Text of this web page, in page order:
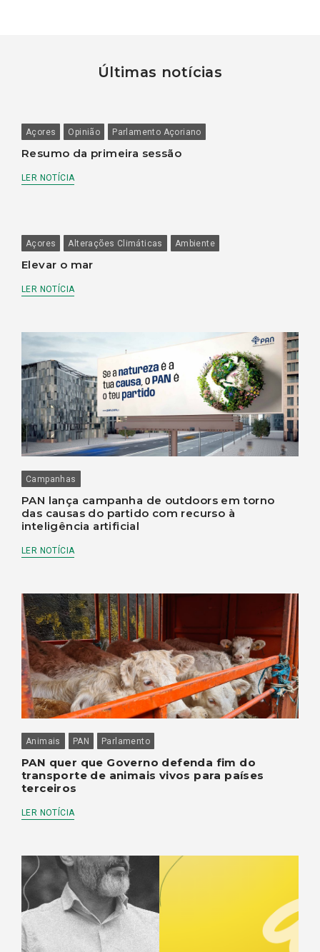
Últimas notícias
Açores Opinião Parlamento Açoriano
Resumo da primeira sessão
LER NOTÍCIA
Açores Alterações Climáticas Ambiente
Elevar o mar
LER NOTÍCIA
Campanhas
PAN lança campanha de outdoors em torno
das causas do partido com recurso à
inteligência artificial
LER NOTÍCIA
Animais PAN Parlamento
PAN quer que Governo defenda fim do
transporte de animais vivos para países
terceiros
LER NOTÍCIA